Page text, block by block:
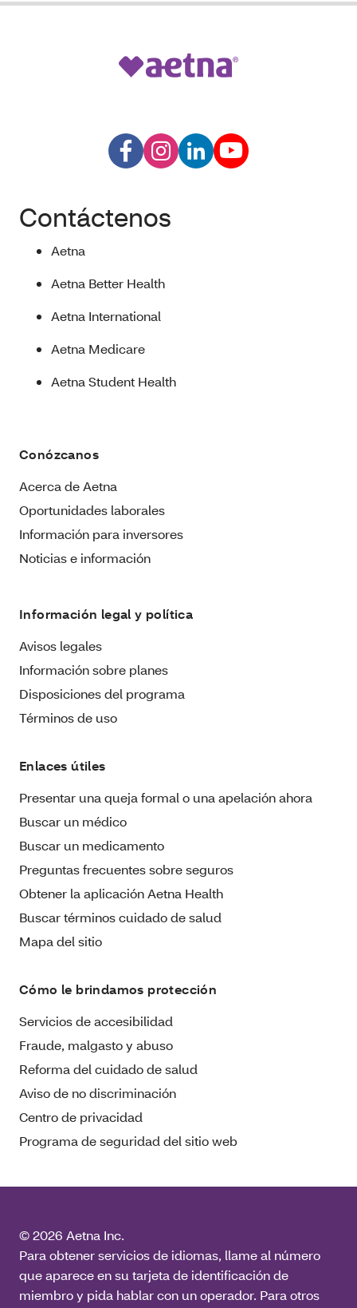
Contáctenos
Aetna
Aetna Better Health
Aetna International
Aetna Medicare
Aetna Student Health
Conózcanos
Acerca de Aetna
Oportunidades laborales
Información para inversores
Noticias e información
Información legal y política
Avisos legales
Información sobre planes
Disposiciones del programa
Términos de uso
Enlaces útiles
Presentar una queja formal o una apelación ahora
Buscar un médico
Buscar un medicamento
Preguntas frecuentes sobre seguros
Obtener la aplicación Aetna Health
Buscar términos cuidado de salud
Mapa del sitio
Cómo le brindamos protección
Servicios de accesibilidad
Fraude, malgasto y abuso
Reforma del cuidado de salud
Aviso de no discriminación
Centro de privacidad
Programa de seguridad del sitio web
© 2026 Aetna Inc.
Para obtener servicios de idiomas, llame al número
que aparece en su tarjeta de identificación de
miembro y pida hablar con un operador. Para otros